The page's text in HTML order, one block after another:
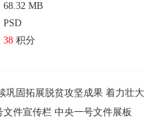
MB
PSD
38 积分
巩固拓展脱贫攻坚成果 着力壮大
文件宣传栏 中央一号文件展板